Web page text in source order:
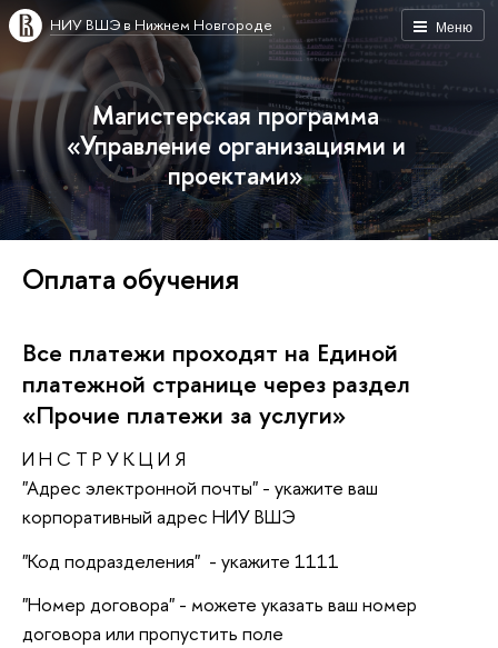
Меню
НИУ ВШЭ в Нижнем Новгороде
Магистерская программа
«Управление организациями и
проектами»
Оплата обучения
Все платежи проходят на Единой
платежной странице через раздел
«Прочие платежи за услуги»
И Н С Т Р У К Ц И Я
"Адрес электронной почты" - укажите ваш
корпоративный адрес НИУ ВШЭ
"Код подразделения" - укажите 1111
"Номер договора" - можете указать ваш номер
договора или пропустить поле